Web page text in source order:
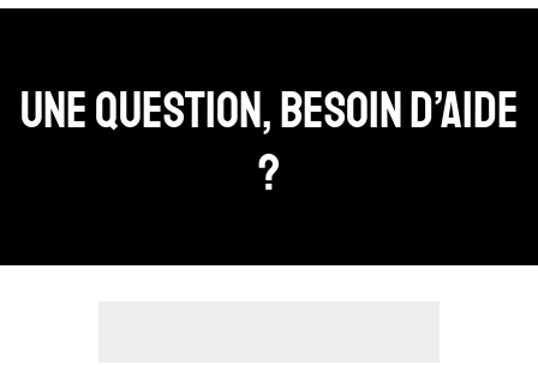
Une question, Besoin d’aide
?